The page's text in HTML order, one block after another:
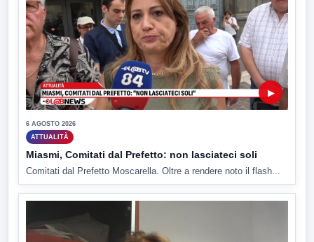
▶
6 AGOSTO 2026
ATTUALITÀ
Miasmi, Comitati dal Prefetto: non lasciateci soli
Comitati dal Prefetto Moscarella. Oltre a rendere noto il flash...